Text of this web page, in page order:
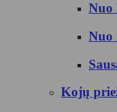
Nuo
Nuo
Kojų